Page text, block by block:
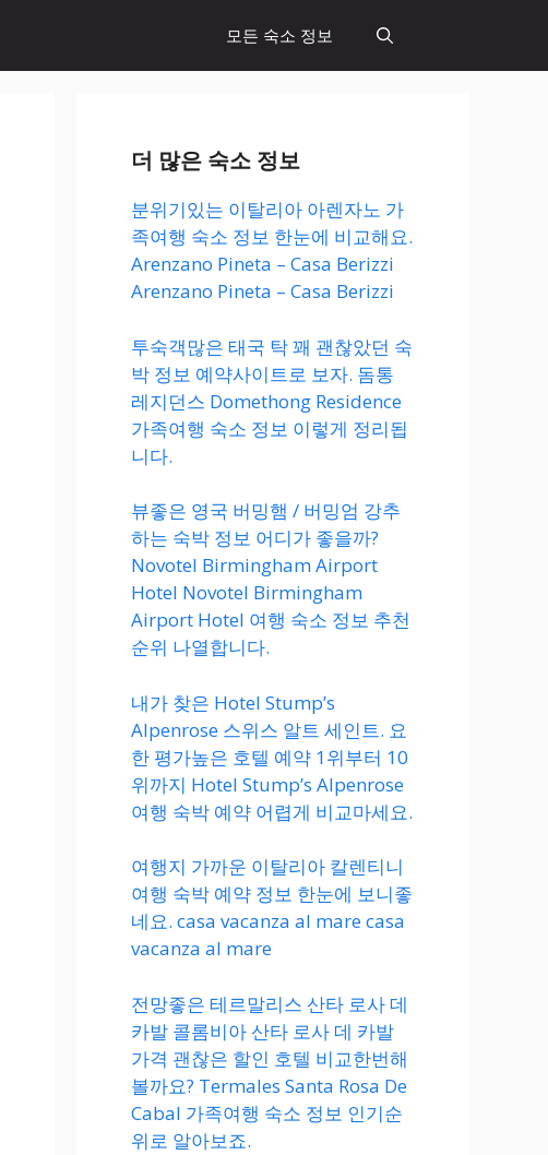
모든 숙소 정보
더 많은 숙소 정보
분위기있는 이탈리아 아렌자노 가
족여행 숙소 정보 한눈에 비교해요.
Arenzano Pineta – Casa Berizzi
Arenzano Pineta – Casa Berizzi
투숙객많은 태국 탁 꽤 괜찮았던 숙
박 정보 예약사이트로 보자. 돔통
레지던스 Domethong Residence
가족여행 숙소 정보 이렇게 정리됩
니다.
뷰좋은 영국 버밍햄 / 버밍엄 강추
하는 숙박 정보 어디가 좋을까?
Novotel Birmingham Airport
Hotel Novotel Birmingham
Airport Hotel 여행 숙소 정보 추천
순위 나열합니다.
내가 찾은 Hotel Stump’s
Alpenrose 스위스 알트 세인트. 요
한 평가높은 호텔 예약 1위부터 10
위까지 Hotel Stump’s Alpenrose
여행 숙박 예약 어렵게 비교마세요.
여행지 가까운 이탈리아 칼렌티니
여행 숙박 예약 정보 한눈에 보니좋
네요. casa vacanza al mare casa
vacanza al mare
전망좋은 테르말리스 산타 로사 데
카발 콜롬비아 산타 로사 데 카발
가격 괜찮은 할인 호텔 비교한번해
볼까요? Termales Santa Rosa De
Cabal 가족여행 숙소 정보 인기순
위로 알아보죠.